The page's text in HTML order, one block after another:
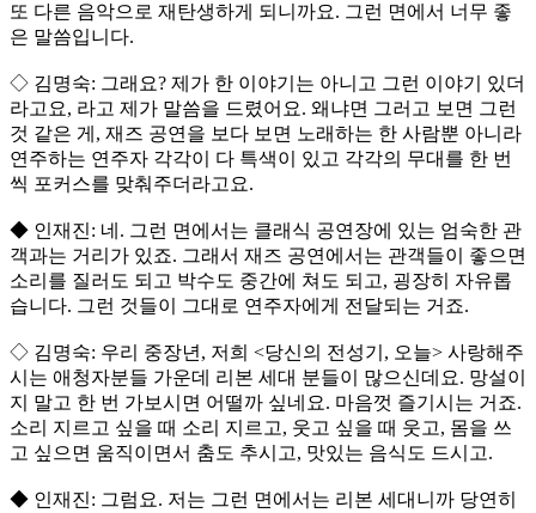
또 다른 음악으로 재탄생하게 되니까요. 그런 면에서 너무 좋
은 말씀입니다.
◇ 김명숙: 그래요? 제가 한 이야기는 아니고 그런 이야기 있더
라고요, 라고 제가 말씀을 드렸어요. 왜냐면 그러고 보면 그런
것 같은 게, 재즈 공연을 보다 보면 노래하는 한 사람뿐 아니라
연주하는 연주자 각각이 다 특색이 있고 각각의 무대를 한 번
씩 포커스를 맞춰주더라고요.
◆ 인재진: 네. 그런 면에서는 클래식 공연장에 있는 엄숙한 관
객과는 거리가 있죠. 그래서 재즈 공연에서는 관객들이 좋으면
소리를 질러도 되고 박수도 중간에 쳐도 되고, 굉장히 자유롭
습니다. 그런 것들이 그대로 연주자에게 전달되는 거죠.
◇ 김명숙: 우리 중장년, 저희 <당신의 전성기, 오늘> 사랑해주
시는 애청자분들 가운데 리본 세대 분들이 많으신데요. 망설이
지 말고 한 번 가보시면 어떨까 싶네요. 마음껏 즐기시는 거죠.
소리 지르고 싶을 때 소리 지르고, 웃고 싶을 때 웃고, 몸을 쓰
고 싶으면 움직이면서 춤도 추시고, 맛있는 음식도 드시고.
◆ 인재진: 그럼요. 저는 그런 면에서는 리본 세대니까 당연히